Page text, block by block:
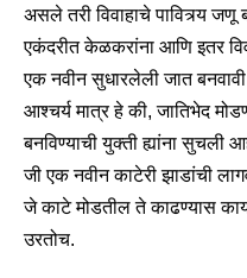
असले तरी विवाहाचे पावित्र्य
एकंदरीत केळकरांना आणि इतर
एक नवीन सुधारलेली जात
आश्चर्य मात्र हे की, जातिभेद
बनविण्याची युक्ती ह्यांना सुचली
जी एक नवीन काटेरी झाडांची
जे काटे मोडतील ते काढण्यास
उरतोच.